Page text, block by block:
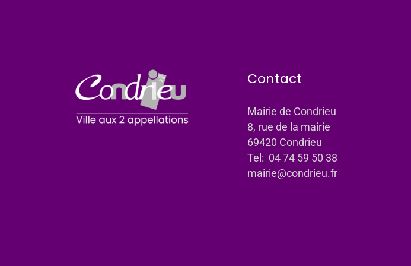
Contact
Mairie de Condrieu
8, rue de la mairie
69420 Condrieu
Tel: 04 74 59 50 38
mairie@condrieu.fr